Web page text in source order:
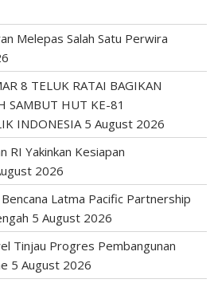
Melepas Salah Satu Perwira
8 TELUK RATAI BAGIKAN
SAMBUT HUT KE-81
INDONESIA 5 August 2026
RI Yakinkan Kesiapan
2026
Latma Pacific Partnership
5 August 2026
Tinjau Progres Pembangunan
5 August 2026